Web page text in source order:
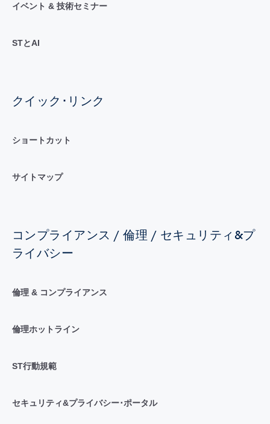
イベント & 技術セミナー
STとAI
クイック･リンク
ショートカット
サイトマップ
コンプライアンス / 倫理 / セキュリティ&プ
ライバシー
倫理 & コンプライアンス
倫理ホットライン
ST行動規範
セキュリティ&プライバシー･ポータル